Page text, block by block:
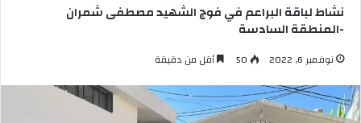
نشاط لباقة البراعم في فوج الشهيد مصطفى شمران
-المنطقة السادسة
نوفمبر 6, 2022 50 أقل من دقيقة